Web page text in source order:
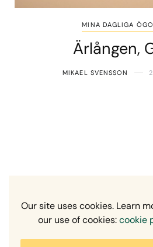
MINA DAGLIGA
Ärlången,
MIKAEL SVENSSON
Fotograf Mikael Svensson |
HEM OM MIG
Our site uses cookies. Learn
our use of cookies:cookie